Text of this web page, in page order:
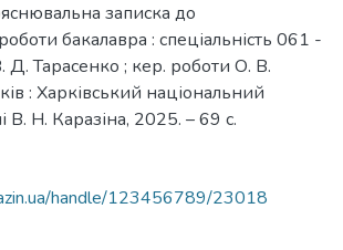
записка до
бакалавра : спеціальність 061 -
Д. Тарасенко ; кер. роботи О. В.
: Харківський національний
В. Н. Каразіна, 2025. – 69 с.
handle/123456789/23018